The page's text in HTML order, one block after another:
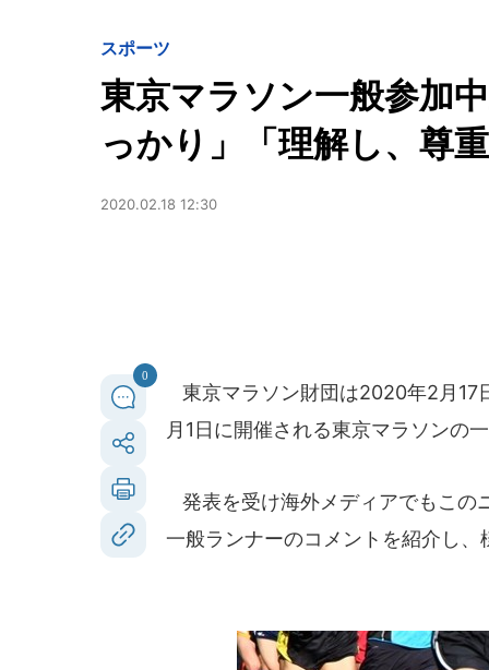
スポーツ
東京マラソン一般参加
っかり」「理解し、尊
2020.02.18 12:30
0
東京マラソン財団は2020年2月17
月1日に開催される東京マラソンの
発表を受け海外メディアでもこの
一般ランナーのコメントを紹介し、